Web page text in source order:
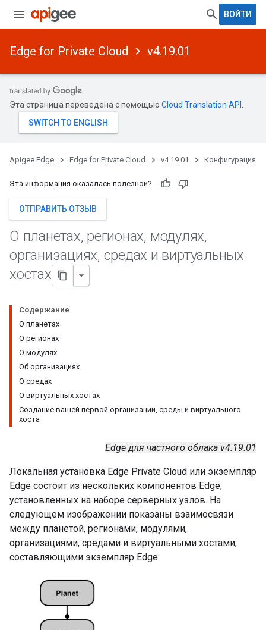
ВОЙТИ
Edge for Private Cloud v4.19.01
Эта страница переведена с помощью Cloud Translation API
Apigee Edge Edge for Private Cloud v4.19.01 Конфигурация
Эта информация оказалась полезной?
ОТПРАВИТЬ ОТЗЫВ
О планетах, регионах, модулях,
организациях, средах и виртуальных
хостах
Содержание
О планетах
О регионах
О модулях
Об организациях
О средах
О виртуальных хостах
Создание вашей первой организации, среды и виртуального
хоста
Edge для частного облака v4.19.01
Локальная установка Edge Private Cloud или экземпляр
Edge состоит из нескольких компонентов Edge,
установленных на наборе серверных узлов. На
следующем изображении показаны взаимосвязи
между планетой, регионами, модулями,
организациями, средами и виртуальными хостами,
составляющими экземпляр Edge: